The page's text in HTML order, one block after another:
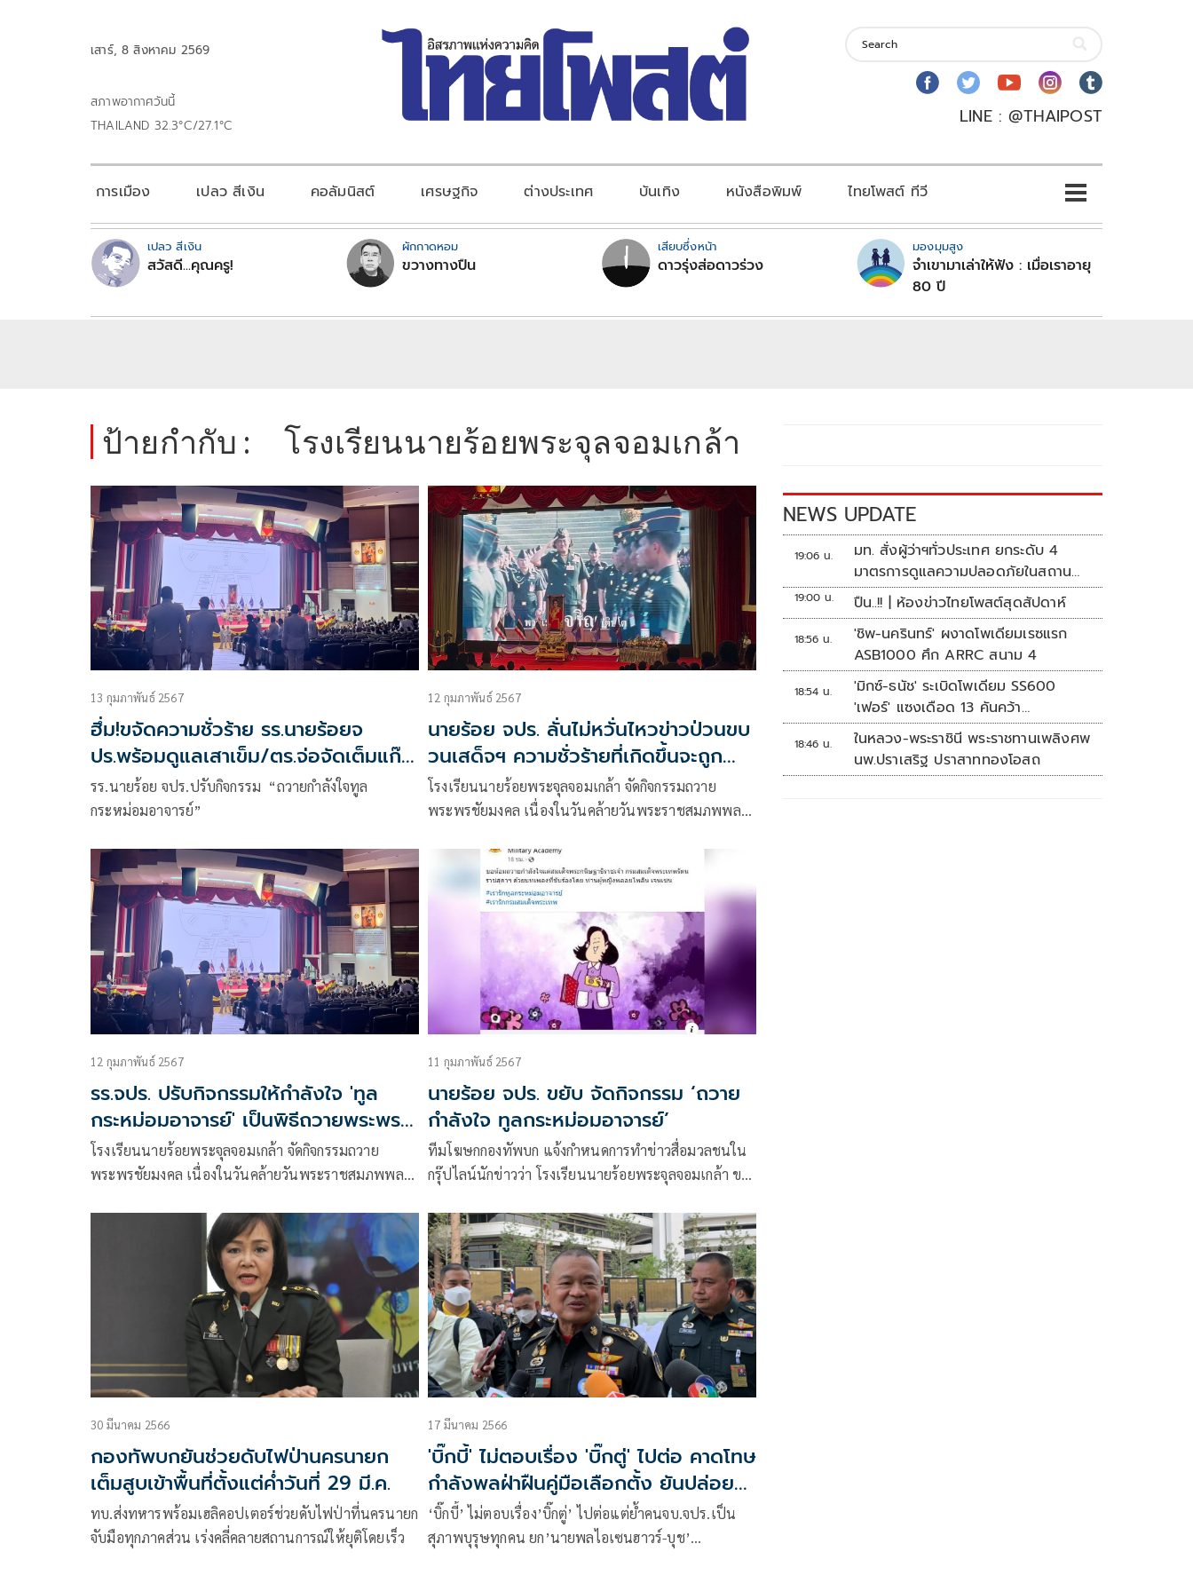
เสาร์, 8 สิงหาคม 2569
สภาพอากาศวันนี้
THAILAND 32.3°C/27.1°C
LINE : @THAIPOST
การเมือง เปลว สีเงิน คอลัมนิสต์ เศรษฐกิจ ต่างประเทศ บันเทิง หนังสือพิมพ์ ไทยโพสต์ ทีวี
เปลว สีเงิน
สวัสดี...คุณครู!
ผักกาดหอม
ขวางทางปืน
เสียบซึ่งหน้า
ดาวรุ่งส่อดาวร่วง
มองมุมสูง
จำเขามาเล่าให้ฟัง : เมื่อเราอายุ
80 ปี
ป้ายกำกับ : โรงเรียนนายร้อยพระจุลจอมเกล้า
13 กุมภาพันธ์ 2567
ฮึ่ม!ขจัดความชั่วร้าย รร.นายร้อยจ
ปร.พร้อมดูแลเสาเข็ม/ตร.จ่อจัดเต็มแก๊ง
ป่วน
รร.นายร้อย จปร.ปรับกิจกรรม “ถวายกำลังใจทูล
กระหม่อมอาจารย์”
12 กุมภาพันธ์ 2567
นายร้อย จปร. ลั่นไม่หวั่นไหวข่าวป่วนขบ
วนเสด็จฯ ความชั่วร้ายที่เกิดขึ้นจะถูก
ขจัดออกไป
โรงเรียนนายร้อยพระจุลจอมเกล้า จัดกิจกรรมถวาย
พระพรชัยมงคล เนื่องในวันคล้ายวันพระราชสมภพพล
รัตนราชสุุดาสยามบรมราชกุมารี ณ หอประชุมโรงเรียน
นายร้อยพระจุลจอมเกล้า จังหวัดนครนายก โดยมีพลโท
ไกรภพ ไชยพันธุ์ ผู้บัญชาการโรงเรียนนายร้อยพระ
จุลจอมเกล้า เป็นประธานในพิธี
12 กุมภาพันธ์ 2567
รร.จปร. ปรับกิจกรรมให้กำลังใจ 'ทูล
กระหม่อมอาจารย์' เป็นพิธีถวายพระพร
ชัยมงคล
โรงเรียนนายร้อยพระจุลจอมเกล้า จัดกิจกรรมถวาย
พระพรชัยมงคล เนื่องในวันคล้ายวันพระราชสมภพพล
รัตนราชสุุดาสยามบรมราชกุมารี ณ หอประชุมโรงเรียน
นายร้อยพระจุลจอมเกล้า
11 กุมภาพันธ์ 2567
นายร้อย จปร. ขยับ จัดกิจกรรม ‘ถวาย
กำลังใจ ทูลกระหม่อมอาจารย์’
ทีมโฆษกกองทัพบก แจ้งกำหนดการทำข่าวสื่อมวลชนใน
กรุ๊ปไลน์นักข่าวว่า โรงเรียนนายร้อยพระจุลจอมเกล้า ขอ
ทูลกระหม่อมอาจารย์’
30 มีนาคม 2566
กองทัพบกยันช่วยดับไฟป่านครนายก
เต็มสูบเข้าพื้นที่ตั้งแต่ค่ำวันที่ 29 มี.ค.
ทบ.ส่งทหารพร้อมเฮลิคอปเตอร์ช่วยดับไฟป่าที่นครนายก
จับมือทุกภาคส่วน เร่งคลี่คลายสถานการณ์ให้ยุติโดยเร็ว
17 มีนาคม 2566
'บิ๊กบี้' ไม่ตอบเรื่อง 'บิ๊กตู่' ไปต่อ คาดโทษ
กำลังพลฝ่าฝืนคู่มือเลือกตั้ง ยันปล่อย
ฟรีโหวต
‘บิ๊กบี้’ ไม่ตอบเรื่อง’บิ๊กตู่’ ไปต่อแต่ย้ำคนจบ.จปร.เป็น
สุภาพบุรุษทุกคน ยก’นายพลไอเซนฮาวร์-บุช’
NEWS UPDATE
19:06 น.
มท. สั่งผู้ว่าฯทั่วประเทศ ยกระดับ 4
มาตรการดูแลความปลอดภัยในสถาน
ศึกษา
19:00 น. ปืน..!! | ห้องข่าวไทยโพสต์สุดสัปดาห์
18:56 น.
'ชิพ-นครินทร์' ผงาดโพเดียมเรซแรก
ASB1000 ศึก ARRC สนาม 4
18:54 น.
'มิกซ์-ธนัช' ระเบิดโพเดียม SS600
'เฟอร์' แซงเดือด 13 คันคว้า
แต้ม ศึก ARRC สนาม 4
18:46 น.
ในหลวง-พระราชินี พระราชทานเพลิงศพ
นพ.ปราเสริฐ ปราสาททองโอสถ